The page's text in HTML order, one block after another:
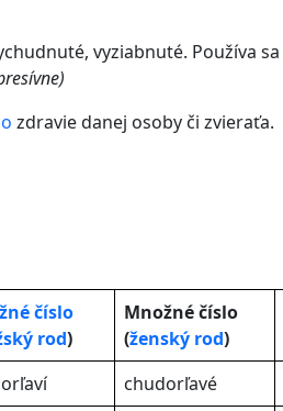
vyziabnuté. Používa sa
o zdravie danej osoby či zvieraťa.
číslo
rod)
Množné číslo
(ženský rod)
chudorľavé